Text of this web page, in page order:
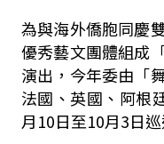
為與海外僑胞同慶
優秀藝文團體組成
演出，今年委由「
法國、英國、阿根
月10日至10月3日巡